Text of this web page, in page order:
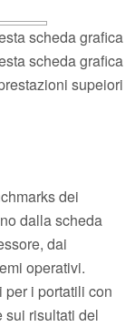
scheda grafica
scheda grafica
supeiori
dei
dalla scheda
dai
operativi.
i portatili con
sui risultati del